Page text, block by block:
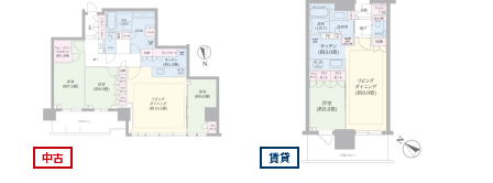
中古 賃貸